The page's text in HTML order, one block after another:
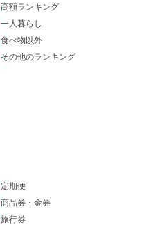
高額ランキング
一人暮らし
食べ物以外
その他のランキング
定期便
商品券・金券
旅行券